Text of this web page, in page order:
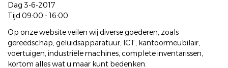
Dag 3-6-2017
Tijd 09:00 - 16:00
Op onze website veilen wij diverse goederen, zoals
gereedschap, geluidsapparatuur, ICT, kantoormeubilair,
voertuigen, industriële machines, complete inventarissen,
kortom alles wat u maar kunt bedenken.